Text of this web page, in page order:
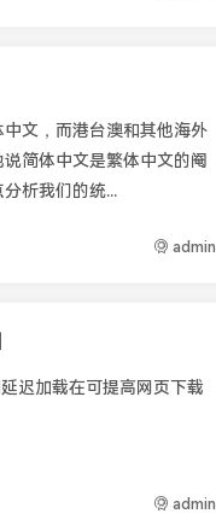
文，而港台澳和其他海外
简体中文是繁体中文的阉
析我们的统...
admin
迟加载在可提高网页下载
admin